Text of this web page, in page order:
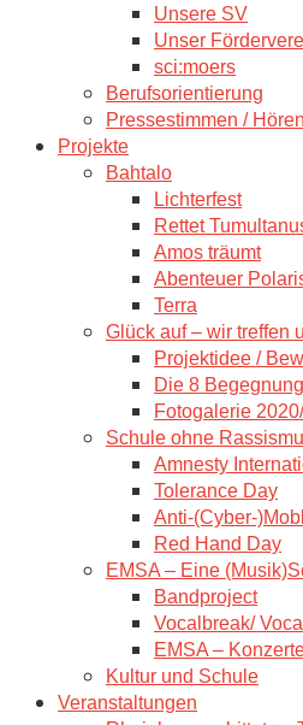
Unsere SV
Unser
sci:moers
Berufsorientierung
Pressestimmen /
Projekte
Bahtalo
Lichterfest
Rettet
Amos träumt
Abenteuer
Terra
Glück auf – wir treffen
Projektidee /
Die 8
Fotogalerie
Schule ohne
Amnesty
Tolerance Day
Anti-(Cyber-
Red Hand Day
EMSA – Eine
Bandproject
Vocalbreak/
EMSA –
Kultur und Schule
Veranstaltungen